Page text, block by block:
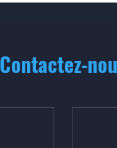
Contactez-